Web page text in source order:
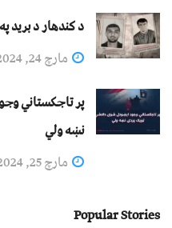
د کندهار د برید
مارچ 24, 2024
پر تاجکستاني
نښه ولي
مارچ 25, 2024
Popular Stories